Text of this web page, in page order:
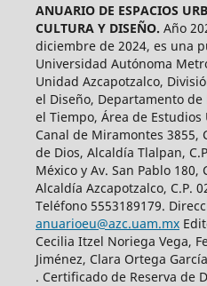
ANUARIO DE ESPACIOS
CULTURA Y DISEÑO. Año
diciembre de 2024, es una
Universidad Autónoma
Unidad Azcapotzalco,
el Diseño, Departamento
el Tiempo, Área de
Canal de Miramontes 3855,
de Dios, Alcaldía Tlalpan,
México y Av. San Pablo 180,
Alcaldía Azcapotzalco, C.P.
Teléfono 5553189179.
anuarioeu@azc.uam.mx
Cecilia Itzel Noriega Vega,
Jiménez, Clara Ortega
. Certificado de Reserva de